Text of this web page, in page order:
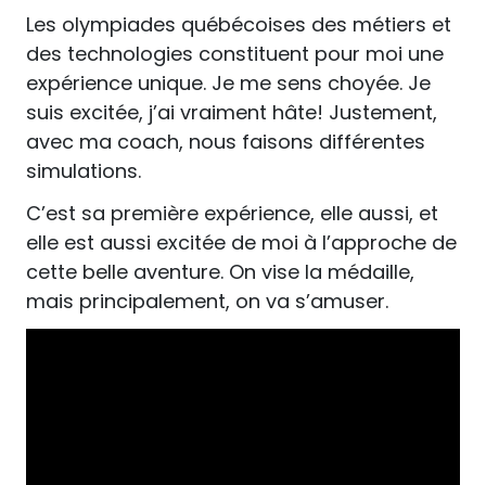
Les olympiades québécoises des métiers et
des technologies constituent pour moi une
expérience unique. Je me sens choyée. Je
suis excitée, j’ai vraiment hâte! Justement,
avec ma coach, nous faisons différentes
simulations.
C’est sa première expérience, elle aussi, et
elle est aussi excitée de moi à l’approche de
cette belle aventure. On vise la médaille,
mais principalement, on va s’amuser.